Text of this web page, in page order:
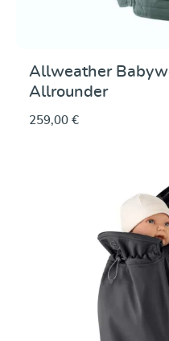
Allweather
Allrounder
259,00 €